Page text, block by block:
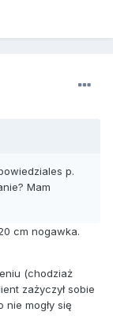
p.
Mam
cm nogawka.
(chodziaż
zażyczył sobie
mogły się